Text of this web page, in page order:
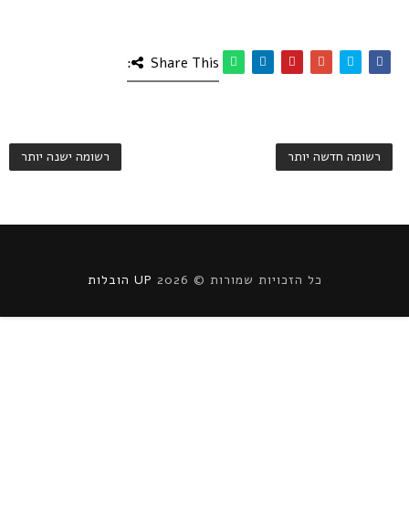
Share This:
רשומה חדשה יותר רשומה ישנה יותר
כל הזכויות שמורות © 2026 UP הובלות